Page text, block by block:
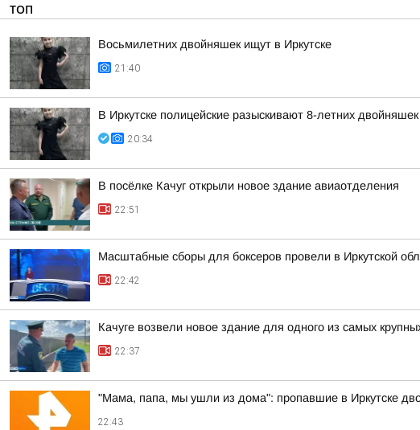
ТОП
Восьмилетних двойняшек ищут в Иркутске
21:40
В Иркутске полицейские разыскивают 8-летних двойняшек
20:34
В посёлке Качуг открыли новое здание авиаотделения
22:51
Масштабные сборы для боксеров провели в Иркутской
22:42
Качуге возвели новое здание для одного из самых
22:37
"Мама, папа, мы ушли из дома": пропавшие в Иркутске
22:43